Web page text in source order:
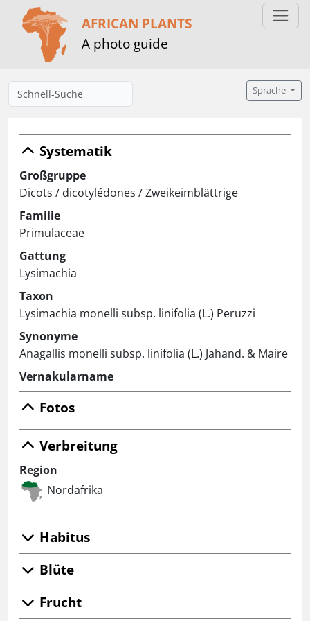
AFRICAN PLANTS
A photo guide
Sprache
Systematik
Großgruppe
Dicots / dicotylédones / Zweikeimblättrige
Familie
Primulaceae
Gattung
Lysimachia
Taxon
Lysimachia monelli subsp. linifolia (L.) Peruzzi
Synonyme
Anagallis monelli subsp. linifolia (L.) Jahand. & Maire
Vernakularname
Fotos
Verbreitung
Region
Nordafrika
Habitus
Blüte
Frucht